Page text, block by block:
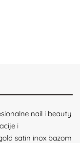
nail i beauty
i
satin inox bazom